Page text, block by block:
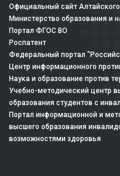
Официальный сайт
Министерство образования и
Портал ФГОС ВО
Роспатент
Федеральный портал
Центр информационного
Наука и образование против
Учебно-методический центр
образования студентов с
Портал информационной и
высшего образования
возможностями здоровья